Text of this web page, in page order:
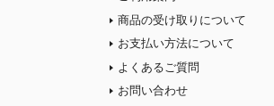
商品の受け取りについて
お支払い方法について
よくあるご質問
お問い合わせ